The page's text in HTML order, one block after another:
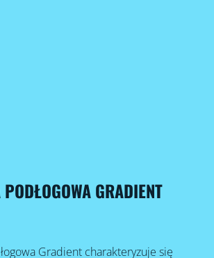
GRADIENT
Gradient charakteryzuje się